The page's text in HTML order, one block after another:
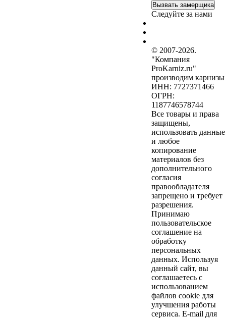
Вызвать замерщика
Следуйте за нами
© 2007-2026.
"Компания
ProKarniz.ru"
производим карнизы
ИНН: 7727371466
ОГРН:
1187746578744
Все товары и права
защищены,
использовать данные
и любое
копирование
материалов без
дополнительного
согласия
правообладателя
запрещено и требует
разрешения.
Принимаю
пользовательское
соглашение на
обработку
персональных
данных. Используя
данный сайт, вы
соглашаетесь с
использованием
файлов cookie для
улучшения работы
сервиса. E-mail для